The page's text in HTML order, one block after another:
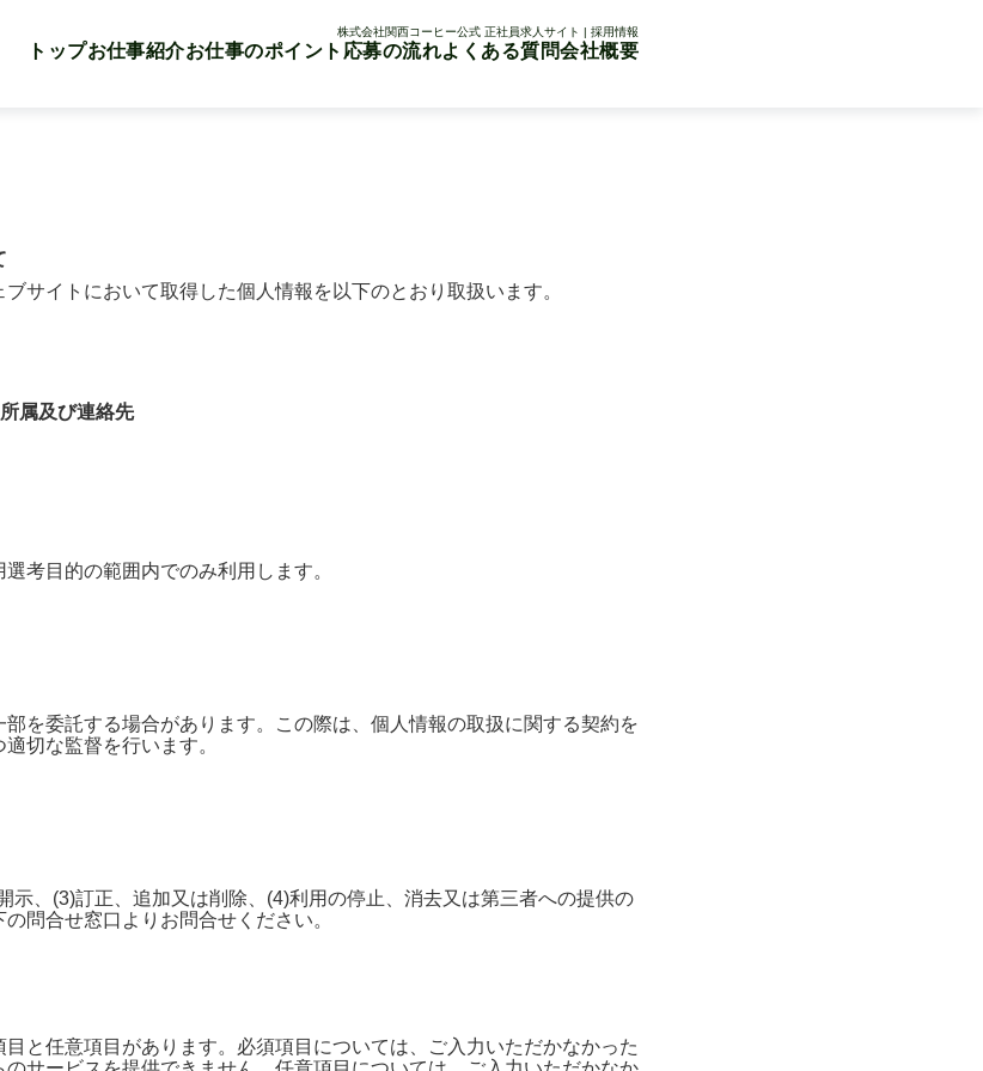
株式会社関西コーヒー公式 正社員求人サイト | 採用情報
トップお仕事紹介お仕事のポイント 応募の流れよくある質問会社概要
ブサイトにおいて取得した個人情報を以下のとおり取扱います。
属及び連絡先
考目的の範囲内でのみ利用します。
を委託する場合があります。この際は、個人情報の取扱に関する契約を
切な監督を行います。
示、(3)訂正、追加又は削除、(4)利用の停止、消去又は第三者への提供の
問合せ窓口よりお問合せください。
と任意項目があります。必須項目については、ご入力いただかなかった